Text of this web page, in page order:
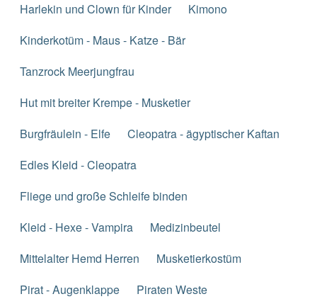
Harlekin und Clown für Kinder
Kimono
Kinderkotüm - Maus - Katze - Bär
Tanzrock Meerjungfrau
Hut mit breiter Krempe - Musketier
Burgfräulein - Elfe
Cleopatra - ägyptischer Kaftan
Edles Kleid - Cleopatra
Fliege und große Schleife binden
Kleid - Hexe - Vampira
Medizinbeutel
Mittelalter Hemd Herren
Musketierkostüm
Pirat - Augenklappe
Piraten Weste